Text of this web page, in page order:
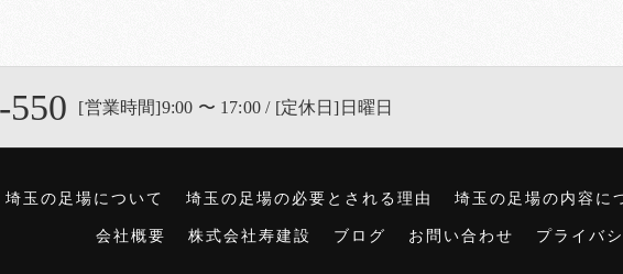
550 [営業時間]9:00 〜 17:00 / [定休日]日曜日
埼玉の足場について 埼玉の足場の必要とされる理由 埼玉の足場の内容に
会社概要 株式会社寿建設 ブログ お問い合わせ プライバ